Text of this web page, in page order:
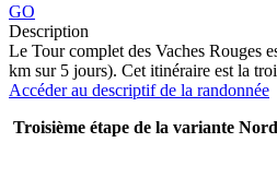
GO
Description
Le Tour complet des Vaches Rouges
km sur 5 jours). Cet itinéraire est la
Accéder au descriptif de la randonnée
Troisième étape de la variante